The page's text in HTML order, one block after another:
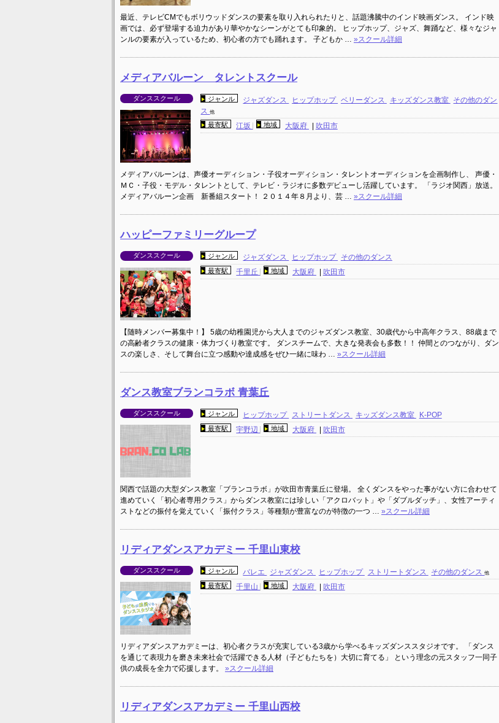
最近、テレビCMでもボリウッドダンスの要素を取り入れられたりと、話題沸騰中のインド映画ダンス。 インド映
画では、必ず登場する迫力があり華やかなシーンがとても印象的。 ヒップホップ、ジャズ、舞踊など、様々なジャ
ンルの要素が入っているため、初心者の方でも踊れます。 子どもか … »スクール詳細
メディアバルーン タレントスクール
ダンススクール ジャンル ジャズダンス ヒップホップ ベリーダンス キッズダンス教室 その他のダン
ス他
最寄駅 江坂 地域 大阪府 | 吹田市
メディアバルーンは、声優オーディション・子役オーディション・タレントオーディションを企画制作し、 声優・
ＭＣ・子役・モデル・タレントとして、テレビ・ラジオに多数デビューし活躍しています。 「ラジオ関西」放送。
メディアバルーン企画 新番組スタート！ ２０１４年８月より、芸 … »スクール詳細
ハッピーファミリーグループ
ダンススクール ジャンル ジャズダンス ヒップホップ その他のダンス
最寄駅 千里丘 地域 大阪府 吹田市
【随時メンバー募集中！】 5歳の幼稚園児から大人までのジャズダンス教室、30歳代から中高年クラス、88歳まで
の高齢者クラスの健康・体力づくり教室です。 ダンスチームで、大きな発表会も多数！！ 仲間とのつながり、ダン
スの楽しさ、そして舞台に立つ感動や達成感をぜひ一緒に味わ … »スクール詳細
ダンス教室ブランコラボ 青葉丘
ダンススクール ジャンル ヒップホップ ストリートダンス キッズダンス教室 K-POP
最寄駅 宇野辺 地域 大阪府 | 吹田市
関西で話題の大型ダンス教室「ブランコラボ」が吹田市青葉丘に登場。 全くダンスをやった事がない方に合わせて
進めていく「初心者専用クラス」からダンス教室には珍しい「アクロバット」や「ダブルダッチ」、女性アーティ
ストなどの振付を覚えていく「振付クラス」等種類が豊富なのが特徴の一つ … »スクール詳細
リディアダンスアカデミー 千里山東校
ダンススクール ジャンル バレエ ジャズダンス ヒップホップ ストリートダンス その他のダンス他
最寄駅 千里山 地域 大阪府 吹田市
リディアダンスアカデミーは、初心者クラスが充実している3歳から学べるキッズダンススタジオです。 「ダンス
を通じて表現力を磨き未来社会で活躍できる人材（子どもたちを）大切に育てる」 という理念の元スタッフ一同子
供の成長を全力で応援します。 »スクール詳細
リディアダンスアカデミー 千里山西校